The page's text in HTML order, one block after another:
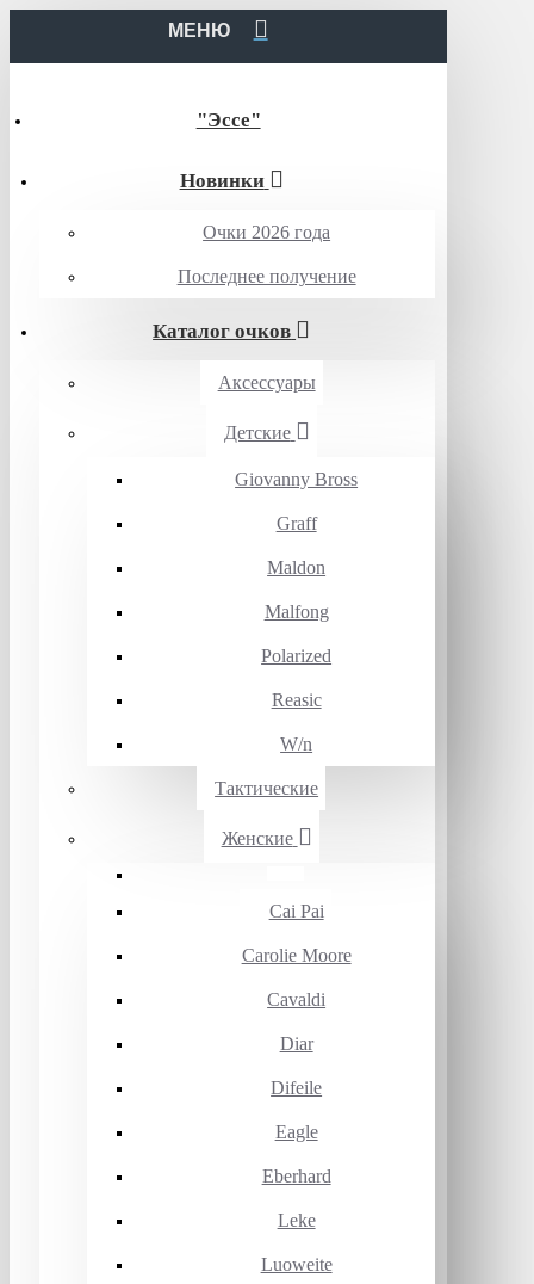
МЕНЮ
"Эссе"
Новинки
Очки 2026 года
Последнее получение
Каталог очков
Аксессуары
Детские
Giovanny Bross
Graff
Maldon
Malfong
Polarized
Reasic
W/n
Тактические
Женские
Cai Pai
Carolie Moore
Cavaldi
Diar
Difeile
Eagle
Eberhard
Leke
Luoweite